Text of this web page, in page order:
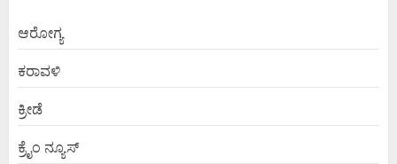
ಆರೋಗ್ಯ
ಕರಾವಳಿ
ಕ್ರೀಡೆ
ಕ್ರೈಂ ನ್ಯೂಸ್